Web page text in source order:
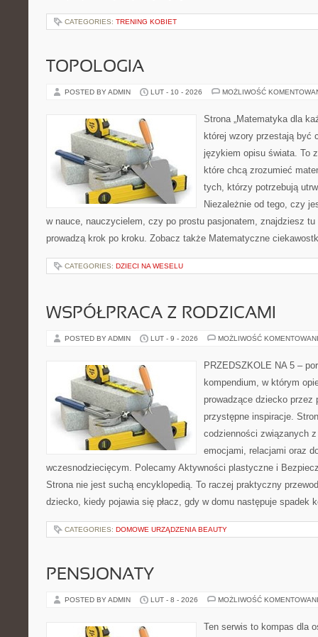
CATEGORIES: TRENING KOBIET
TOPOLOGIA
POSTED BY ADMIN LUT - 10 - 2026 MOŻLIWOŚĆ
Strona „Matematyka dla
której wzory przestają być
językiem opisu świata. To
które chcą zrozumieć
tych, którzy potrzebują
Niezależnie od tego, czy
w nauce, nauczycielem, czy po prostu pasjonatem, znajdziesz tu
prowadzą krok po kroku. Zobacz także Matematyczne
CATEGORIES: DZIECI NA WESELU
WSPÓŁPRACA Z RODZICAMI
POSTED BY ADMIN LUT - 9 - 2026 MOŻLIWOŚĆ
PRZEDSZKOLE NA 5 –
kompendium, w którym
prowadzące dziecko przez
przystępne inspiracje.
codzienności związanych
emocjami, relacjami oraz
wczesnodziecięcym. Polecamy Aktywności plastyczne i
Strona nie jest suchą encyklopedią. To raczej praktyczny
dziecko, kiedy pojawia się płacz, gdy w domu następuje spadek
CATEGORIES: DOMOWE URZĄDZENIA BEAUTY
PENSJONATY
POSTED BY ADMIN LUT - 8 - 2026 MOŻLIWOŚĆ
Ten serwis to kompas dla